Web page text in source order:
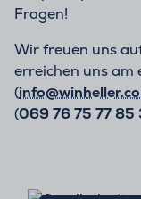
Fragen!
Wir freuen uns
erreichen uns am
(
(069 76 75 77 85